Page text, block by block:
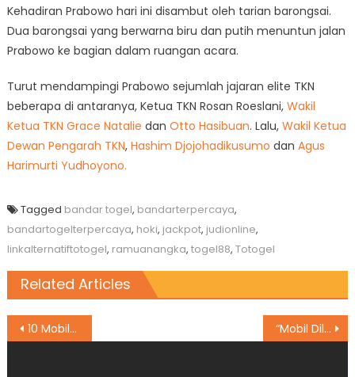
Kehadiran Prabowo hari ini disambut oleh tarian barongsai.
Dua barongsai yang berwarna biru dan putih menuntun jalan
Prabowo ke bagian dalam ruangan acara.
Turut mendampingi Prabowo sejumlah jajaran elite TKN
beberapa di antaranya, Ketua TKN Rosan Roeslani, Wakil
Ketua TKN Grace Natalie dan Otto Hasibuan. Lalu,Wakil Ketua
Dewan Pengarah TKN, Hashim Djojohadikusumo dan Agus
Harimurti Yudhoyono.
Tagged bandar togel, bandarterpercaya,
bandartogelterpercaya, hoki, jackpot, judionline,
linkalternatiftotogel, ramuanangka, togel88, Totogel
Related Articles
Post
10 Mobil Hybrid Terpopuler di Indonesia November 2023 “Mobil Dilarang Masuk MH Thamrin – Sudirman Saat Malam Tahun Baru”